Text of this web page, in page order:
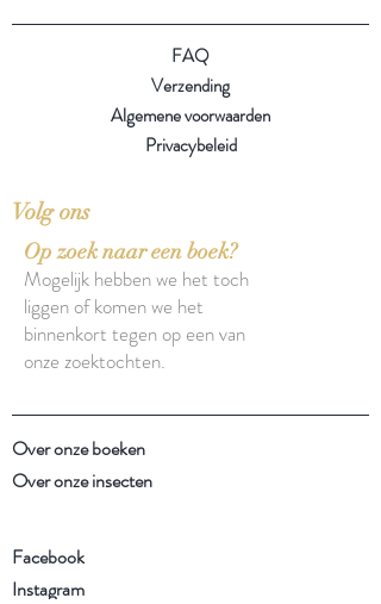
FAQ
Verzending
Algemene voorwaarden
Privacybeleid
Volg ons
Op zoek naar een boek?
Mogelijk hebben we het toch
liggen of komen we het
binnenkort tegen op een van
onze zoektochten.
Over onze boeken
Over onze insecten
Facebook
Instagram